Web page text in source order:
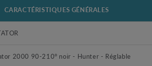
CARACTÉRISTIQUES GÉNÉRALES
2000 90-210° noir - Hunter - Réglable